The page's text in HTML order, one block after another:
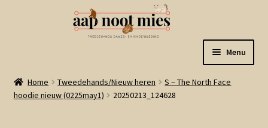
naar
navigatie
de
inhoud
Menu
Welkom
Home Tweedehands/Nieuw heren
S – The North Face
hoodie nieuw (0225may1)
20250213_124628